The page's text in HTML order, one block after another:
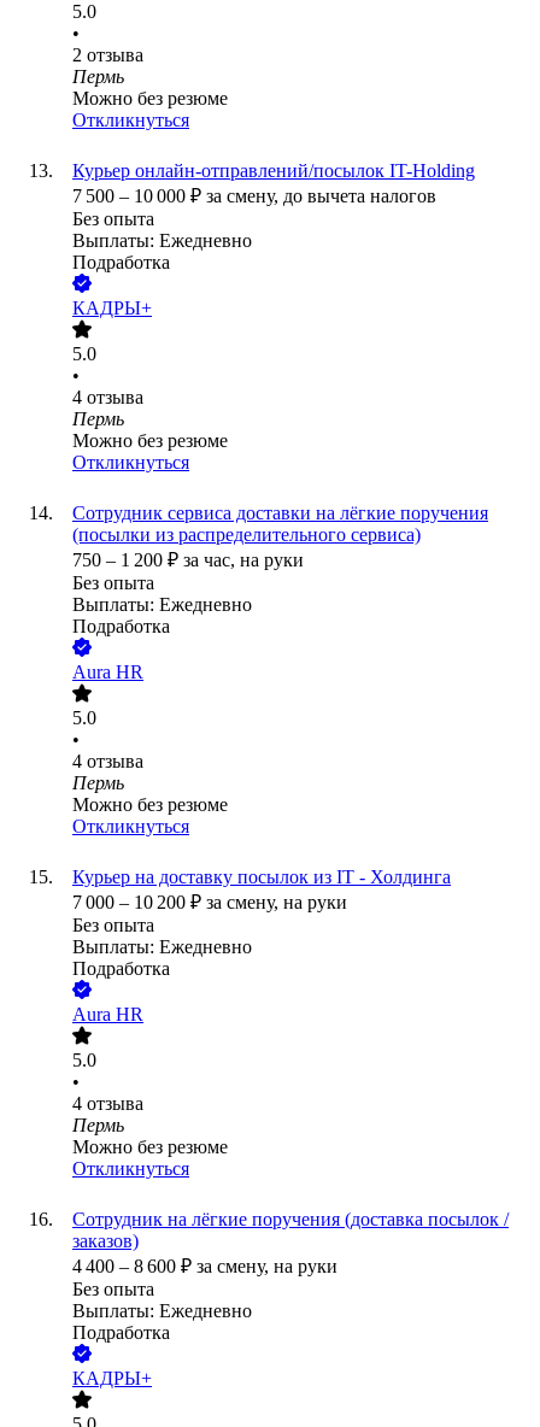
5.0
•
2 отзыва
Пермь
Можно без резюме
Откликнуться
Курьер онлайн-отправлений/посылок IT-Holding
7 500 – 10 000 ₽ за смену, до вычета налогов
Без опыта
Выплаты: Ежедневно
Подработка
КАДРЫ+
5.0
•
4 отзыва
Пермь
Можно без резюме
Откликнуться
Сотрудник сервиса доставки на лёгкие поручения
(посылки из распределительного сервиса)
750 – 1 200 ₽ за час, на руки
Без опыта
Выплаты: Ежедневно
Подработка
Aura HR
5.0
•
4 отзыва
Пермь
Можно без резюме
Откликнуться
Курьер на доставку посылок из IT - Холдинга
7 000 – 10 200 ₽ за смену, на руки
Без опыта
Выплаты: Ежедневно
Подработка
Aura HR
5.0
•
4 отзыва
Пермь
Можно без резюме
Откликнуться
Сотрудник на лёгкие поручения (доставка посылок /
заказов)
4 400 – 8 600 ₽ за смену, на руки
Без опыта
Выплаты: Ежедневно
Подработка
КАДРЫ+